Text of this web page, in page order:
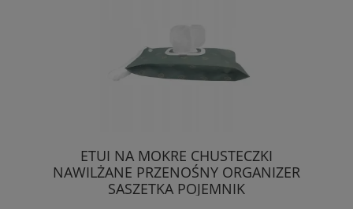
ETUI NA MOKRE CHUSTECZKI
NAWILŻANE PRZENOŚNY ORGANIZER
SASZETKA POJEMNIK